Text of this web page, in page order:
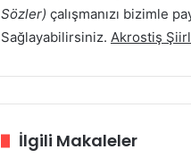
Sözler) çalışmanızı bizimle
Sağlayabilirsiniz. Akrostiş
İlgili Makaleler